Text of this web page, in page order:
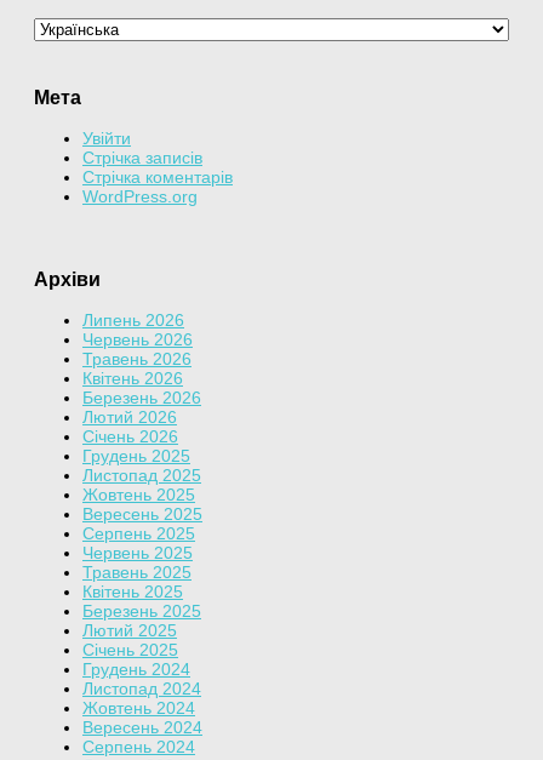
Мета
Увійти
Стрічка записів
Стрічка коментарів
WordPress.org
Архіви
Липень 2026
Червень 2026
Травень 2026
Квітень 2026
Березень 2026
Лютий 2026
Січень 2026
Грудень 2025
Листопад 2025
Жовтень 2025
Вересень 2025
Серпень 2025
Червень 2025
Травень 2025
Квітень 2025
Березень 2025
Лютий 2025
Січень 2025
Грудень 2024
Листопад 2024
Жовтень 2024
Вересень 2024
Серпень 2024